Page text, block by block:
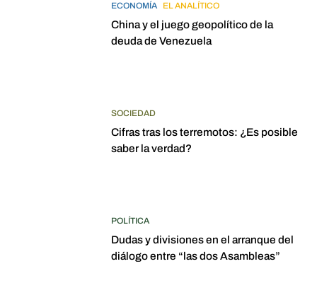
ECONOMÍA EL ANALÍTICO
China y el juego geopolítico de la
deuda de Venezuela
SOCIEDAD
Cifras tras los terremotos: ¿Es posible
saber la verdad?
POLÍTICA
Dudas y divisiones en el arranque del
diálogo entre “las dos Asambleas”